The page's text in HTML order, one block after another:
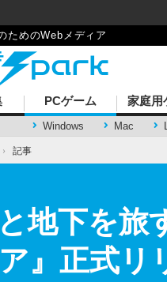
ためのWebメディア
PCゲーム
Windows Mac
家庭用
› 記事
地下を旅
』正式リ